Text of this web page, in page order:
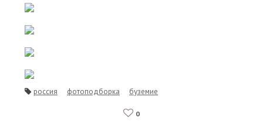
россия фотоподборка буземие
0